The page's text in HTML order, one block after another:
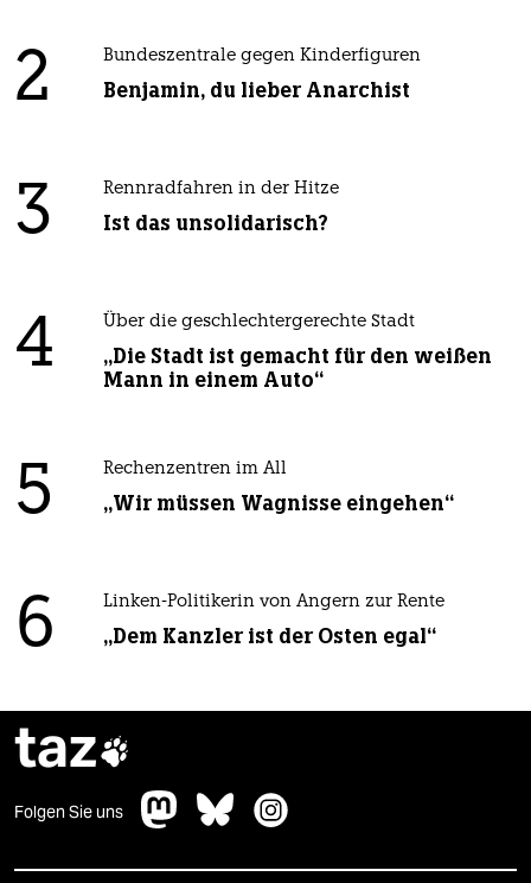
2 Bundeszentrale gegen Kinderfiguren
Benjamin, du lieber Anarchist
3 Rennradfahren in der Hitze
Ist das unsolidarisch?
4 Über die geschlechtergerechte Stadt
„Die Stadt ist gemacht für den weißen
Mann in einem Auto“
5 Rechenzentren im All
„Wir müssen Wagnisse eingehen“
6 Linken-Politikerin von Angern zur Rente
„Dem Kanzler ist der Osten egal“
taz
Folgen Sie uns